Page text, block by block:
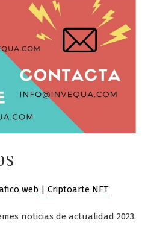
web | Criptoarte NFT
noticias de actualidad 2023.